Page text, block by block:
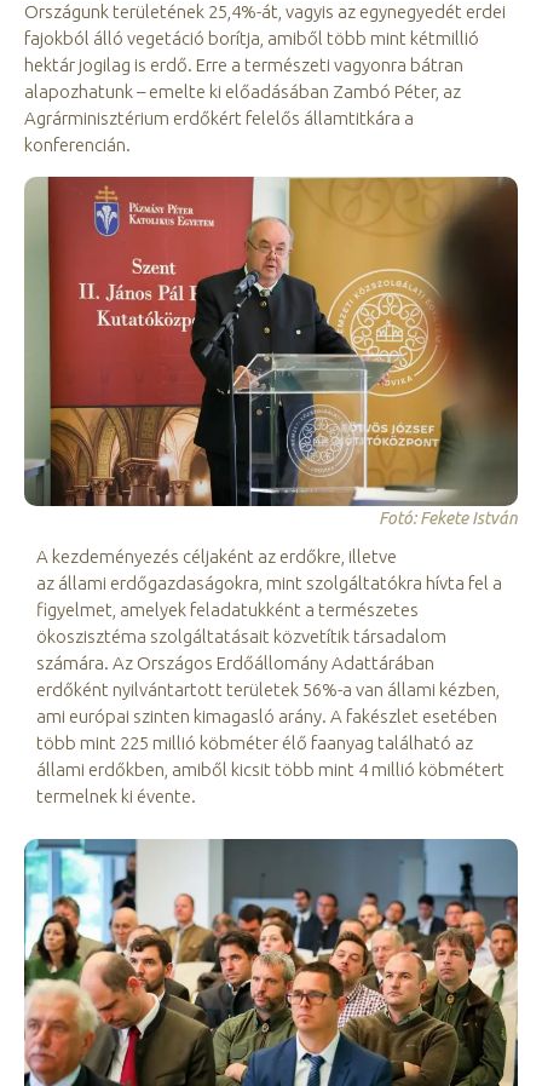
Országunk területének 25,4%-át, vagyis az egynegyedét erdei
fajokból álló vegetáció borítja, amiből több mint kétmillió
hektár jogilag is erdő. Erre a természeti vagyonra bátran
alapozhatunk – emelte ki előadásában Zambó Péter, az
Agrárminisztérium erdőkért felelős államtitkára a
konferencián.
Fotó: Fekete István
A kezdeményezés céljaként az erdőkre, illetve
az állami erdőgazdaságokra, mint szolgáltatókra hívta fel a
figyelmet, amelyek feladatukként a természetes
ökoszisztéma szolgáltatásait közvetítik társadalom
számára. Az Országos Erdőállomány Adattárában
erdőként nyilvántartott területek 56%-a van állami kézben,
ami európai szinten kimagasló arány. A fakészlet esetében
több mint 225 millió köbméter élő faanyag található az
állami erdőkben, amiből kicsit több mint 4 millió köbmétert
termelnek ki évente.